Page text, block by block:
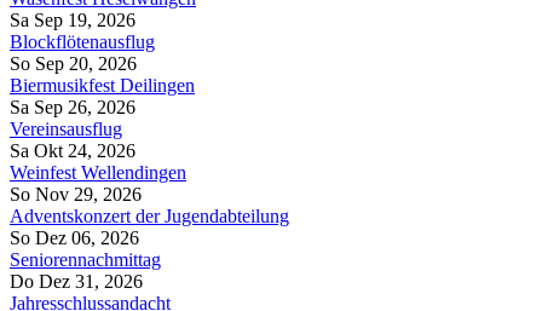
Sa Sep 19, 2026
Blockflötenausflug
So Sep 20, 2026
Biermusikfest Deilingen
Sa Sep 26, 2026
Vereinsausflug
Sa Okt 24, 2026
Weinfest Wellendingen
So Nov 29, 2026
Adventskonzert der Jugendabteilung
So Dez 06, 2026
Seniorennachmittag
Do Dez 31, 2026
Jahresschlussandacht